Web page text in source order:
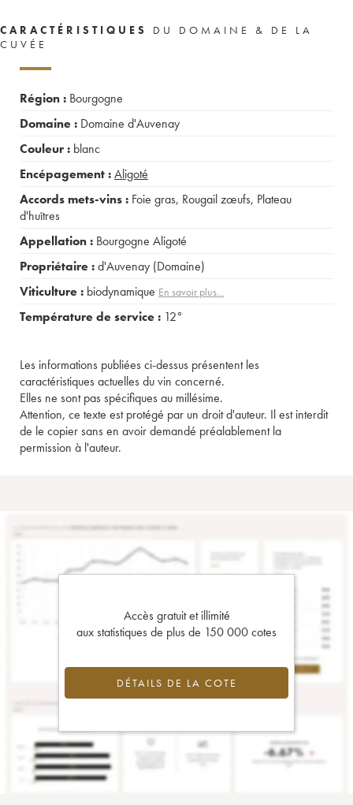
CARACTÉRISTIQUES
DU DOMAINE & DE LA
CUVÉE
Région : Bourgogne
Domaine : Domaine d'Auvenay
Couleur : blanc
Encépagement :Aligoté
Accords mets-vins : Foie gras, Rougail zœufs, Plateau
d'huîtres
Appellation : Bourgogne Aligoté
Propriétaire :d'Auvenay (Domaine)
Viticulture : biodynamique En savoir plus...
Température de service : 12°
Les informations publiées ci-dessus présentent les
caractéristiques actuelles du vin concerné.
Elles ne sont pas spécifiques au millésime.
Attention, ce texte est protégé par un droit d'auteur. Il est interdit
de le copier sans en avoir demandé préalablement la
permission à l'auteur.
Accès gratuit et illimité
aux statistiques de plus de 150 000 cotes
DÉTAILS DE LA COTE